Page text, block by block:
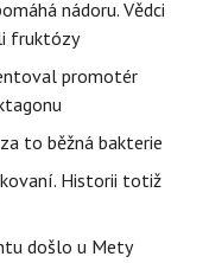
nádoru. Vědci
fruktózy
promotér
to běžná bakterie
Historii totiž
došlo u Mety